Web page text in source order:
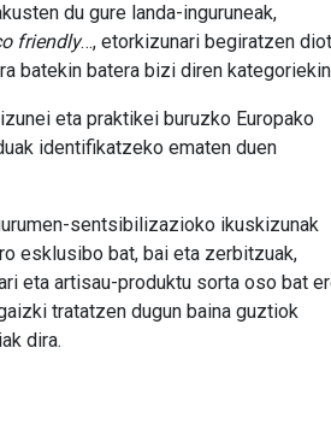
du gure landa-inguruneak,
friendly…, etorkizunari begiratzen
batekin batera bizi diren
eta praktikei buruzko Europako
identifikatzeko ematen duen
sentsibilizazioko ikuskizunak
esklusibo bat, bai eta zerbitzuak,
eta artisau-produktu sorta oso bat
tratatzen dugun baina guztiok
dira.